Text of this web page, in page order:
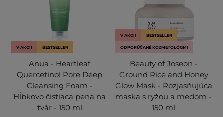
V AKCII BESTSELLER
Anua - Heartleaf
Quercetinol Pore Deep
Cleansing Foam -
Hĺbkovo čistiaca pena na
tvár - 150 ml
V AKCII BESTSELLER
ODPORÚČANÉ KOZMETOLÓGMI
Beauty of Joseon -
Ground Rice and Honey
Glow Mask - Rozjasňujúca
maska s ryžou a medom -
150 ml